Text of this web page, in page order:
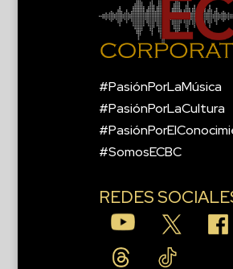
#PasiónPorLaMúsica
#PasiónPorLaCultura
#SomosECBC
REDES